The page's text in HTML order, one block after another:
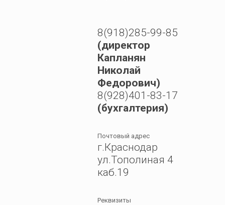
8(918)285-99-85
(директор
Капланян
Николай
Федорович)
8(928)401-83-17
(бухгалтерия)
Почтовый адрес
г.Краснодар
ул.Тополиная 4
каб.19
Реквизиты